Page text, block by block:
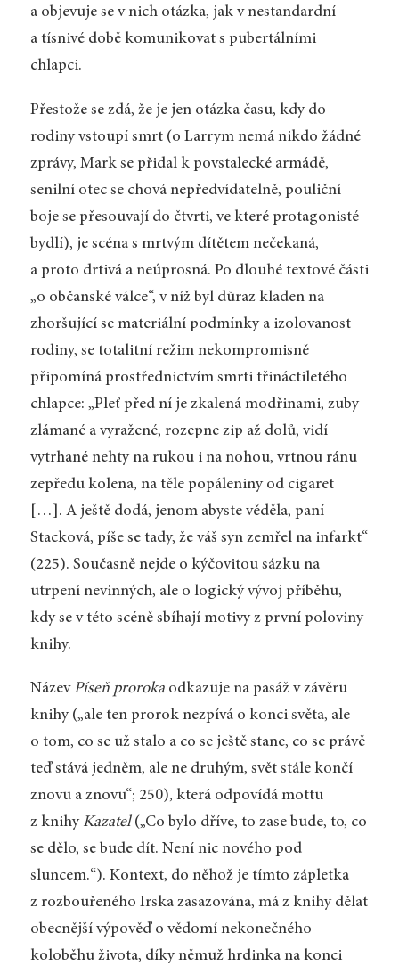
a objevuje se v nich otázka, jak v nestandardní
a tísnivé době komunikovat s pubertálními
chlapci.
Přestože se zdá, že je jen otázka času, kdy do
rodiny vstoupí smrt (o Larrym nemá nikdo žádné
zprávy, Mark se přidal k povstalecké armádě,
senilní otec se chová nepředvídatelně, pouliční
boje se přesouvají do čtvrti, ve které protagonisté
bydlí), je scéna s mrtvým dítětem nečekaná,
a proto drtivá a neúprosná. Po dlouhé textové části
„o občanské válce“, v níž byl důraz kladen na
zhoršující se materiální podmínky a izolovanost
rodiny, se totalitní režim nekompromisně
připomíná prostřednictvím smrti třináctiletého
chlapce: „Pleť před ní je zkalená modřinami, zuby
zlámané a vyražené, rozepne zip až dolů, vidí
vytrhané nehty na rukou i na nohou, vrtnou ránu
zepředu kolena, na těle popáleniny od cigaret
[…]. A ještě dodá, jenom abyste věděla, paní
Stacková, píše se tady, že váš syn zemřel na infarkt“
(225). Současně nejde o kýčovitou sázku na
utrpení nevinných, ale o logický vývoj příběhu,
kdy se v této scéně sbíhají motivy z první poloviny
knihy.
Název Píseň prorokaodkazuje na pasáž v závěru
knihy („ale ten prorok nezpívá o konci světa, ale
o tom, co se už stalo a co se ještě stane, co se právě
teď stává jedněm, ale ne druhým, svět stále končí
znovu a znovu“; 250), která odpovídá mottu
z knihy Kazatel(„Co bylo dříve, to zase bude, to, co
se dělo, se bude dít. Není nic nového pod
sluncem.“). Kontext, do něhož je tímto zápletka
z rozbouřeného Irska zasazována, má z knihy dělat
obecnější výpověď o vědomí nekonečného
koloběhu života, díky němuž hrdinka na konci